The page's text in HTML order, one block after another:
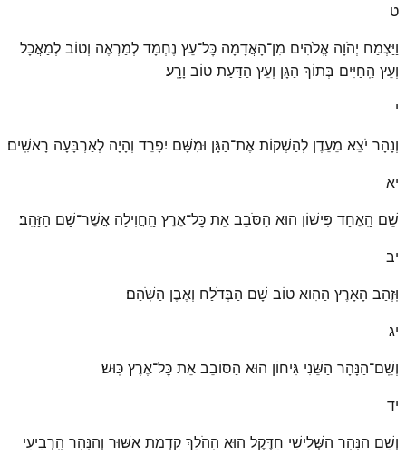
ט
וַיַּצְמַח יְהֹוָה אֱלֹהִים מִן־הָאֲדָמָה כׇּל־עֵץ נֶחְמָד לְמַרְאֶה וְטוֹב לְמַאֲכָל
וְעֵץ הַֽחַיִּים בְּתוֹךְ הַגָּן וְעֵץ הַדַּעַת טוֹב וָרָֽע׃
י
וְנָהָר יֹצֵא מֵעֵדֶן לְהַשְׁקוֹת אֶת־הַגָּן וּמִשָּׁם יִפָּרֵד וְהָיָה לְאַרְבָּעָה רָאשִֽׁים׃
יא
שֵׁם הָֽאֶחָד פִּישׁוֹן הוּא הַסֹּבֵב אֵת כׇּל־אֶרֶץ הַֽחֲוִילָה אֲשֶׁר־שָׁם הַזָּהָֽב׃
יב
וּֽזְהַב הָאָרֶץ הַהִוא טוֹב שָׁם הַבְּדֹלַח וְאֶבֶן הַשֹּֽׁהַם׃
יג
וְשֵֽׁם־הַנָּהָר הַשֵּׁנִי גִּיחוֹן הוּא הַסּוֹבֵב אֵת כׇּל־אֶרֶץ כּֽוּשׁ׃
יד
וְשֵׁם הַנָּהָר הַשְּׁלִישִׁי חִדֶּקֶל הוּא הַֽהֹלֵךְ קִדְמַת אַשּׁוּר וְהַנָּהָר הָֽרְבִיעִי